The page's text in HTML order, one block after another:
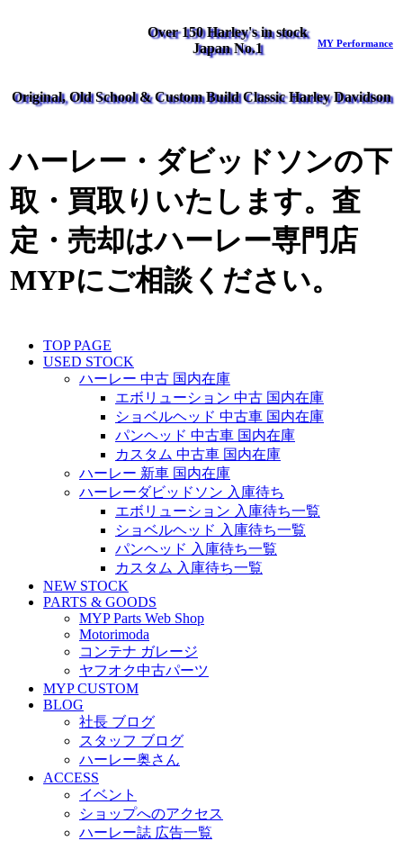
Over 150 Harley's in stock
Japan No.1
MY Performance
Original, Old School & Custom Build Classic Harley Davidson
ハーレー・ダビッドソンの下
取・買取りいたします。査
定・売却はハーレー専門店
MYPにご相談ください。
TOP PAGE
USED STOCK
ハーレー 中古 国内在庫
エボリューション 中古 国内在庫
ショベルヘッド 中古車 国内在庫
パンヘッド 中古車 国内在庫
カスタム 中古車 国内在庫
ハーレー 新車 国内在庫
ハーレーダビッドソン 入庫待ち
エボリューション 入庫待ち一覧
ショベルヘッド 入庫待ち一覧
パンヘッド 入庫待ち一覧
カスタム 入庫待ち一覧
NEW STOCK
PARTS & GOODS
MYP Parts Web Shop
Motorimoda
コンテナ ガレージ
ヤフオク中古パーツ
MYP CUSTOM
BLOG
社長 ブログ
スタッフ ブログ
ハーレー奥さん
ACCESS
イベント
ショップへのアクセス
ハーレー誌 広告一覧